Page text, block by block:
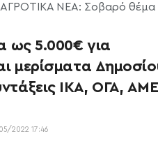
ΝΕΑ: Σοβαρό θέμα
ως 5.000€ για
μερίσματα
ΙΚΑ, ΟΓΑ,
2022 17:46